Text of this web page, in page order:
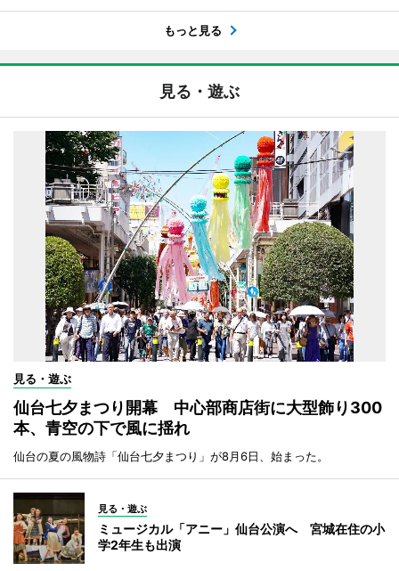
もっと見る
見る・遊ぶ
見る・遊ぶ
仙台七夕まつり開幕 中心部商店街に大型飾り300
本、青空の下で風に揺れ
仙台の夏の風物詩「仙台七夕まつり」が8月6日、始まった。
見る・遊ぶ
ミュージカル「アニー」仙台公演へ 宮城在住の小
学2年生も出演